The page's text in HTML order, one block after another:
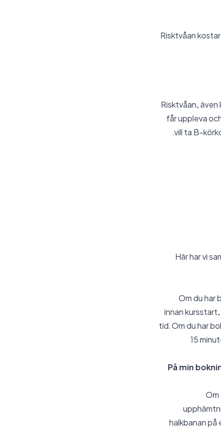
Risktvåan
Risktvåan, även
får uppleva
vill ta B-
Här har vi
Om du har
innan
tid. Om du har
15
På min
Om
halkbanan på